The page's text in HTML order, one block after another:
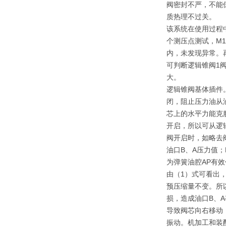
阀密封不严，不能
质热理不过关。
该系统在使用过程
个测压点测试，
内，未发现异常。
可判断逻辑锥阀1
大。
逻辑锥阀基体插件
闭，阻止压力油从
芯上的水平力能克
开启，所以可从逻
阀开启时，如略去
油口B、A压力值
为弹簧油腔AP有
由（1）式可看出
预压缩量不变。所
损，造成油口B、
导致阀芯向右移动
振动。机加工和装